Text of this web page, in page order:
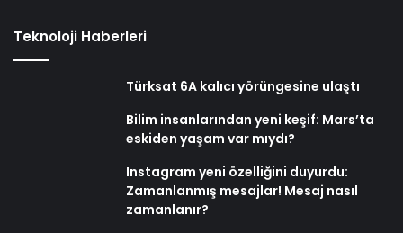
Teknoloji Haberleri
Türksat 6A kalıcı yörüngesine ulaştı
Bilim insanlarından yeni keşif: Mars’ta
eskiden yaşam var mıydı?
Instagram yeni özelliğini duyurdu:
Zamanlanmış mesajlar! Mesaj nasıl
zamanlanır?